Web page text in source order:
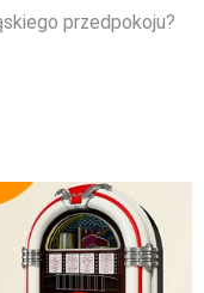
przedpokoju?